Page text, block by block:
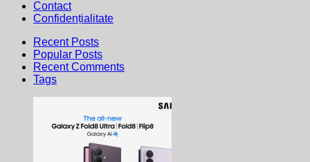
Contact
Confidențialitate
Recent Posts
Popular Posts
Recent Comments
Tags